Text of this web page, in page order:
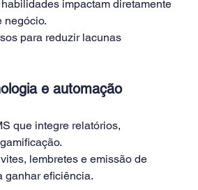
impactam diretamente
negócio.
para reduzir lacunas
e automação
que integre relatórios,
lembretes e emissão de
ganhar eficiência.